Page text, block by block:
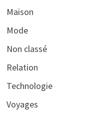
Maison
Mode
Non classé
Relation
Technologie
Voyages